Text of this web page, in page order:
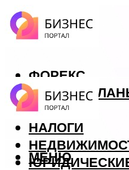
ФОРЕКС
БИЗНЕС
КРЕДИТЫ
НАЛОГИ
МЕНЮ